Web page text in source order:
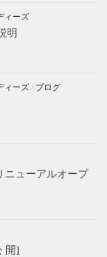
ィーズ
明
ィーズ / ブログ
ニューアルオープ
開]